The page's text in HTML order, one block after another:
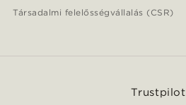
Társadalmi felelősségvállalás (CSR)
Trustpilot